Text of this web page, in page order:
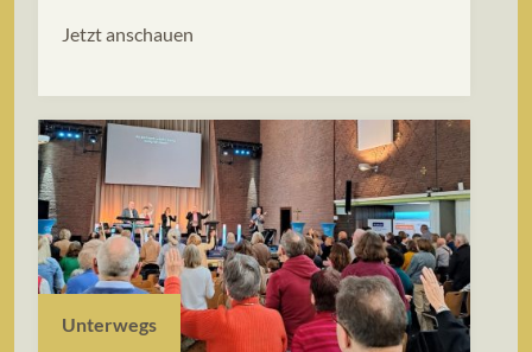
Jetzt anschauen
Unterwegs